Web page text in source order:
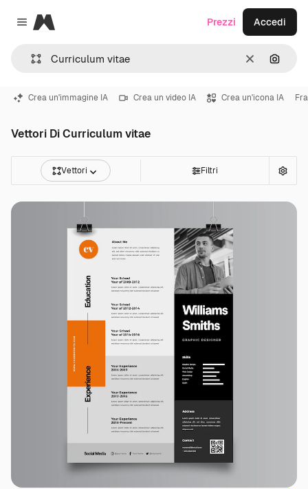
Close menu
Magnific
CancellaCerca
Prezzi Accedi
Crea un'immagine IA Crea un video IA Crea un'icona IA
Vettori Di Curriculum vitae
Vettori Filtri